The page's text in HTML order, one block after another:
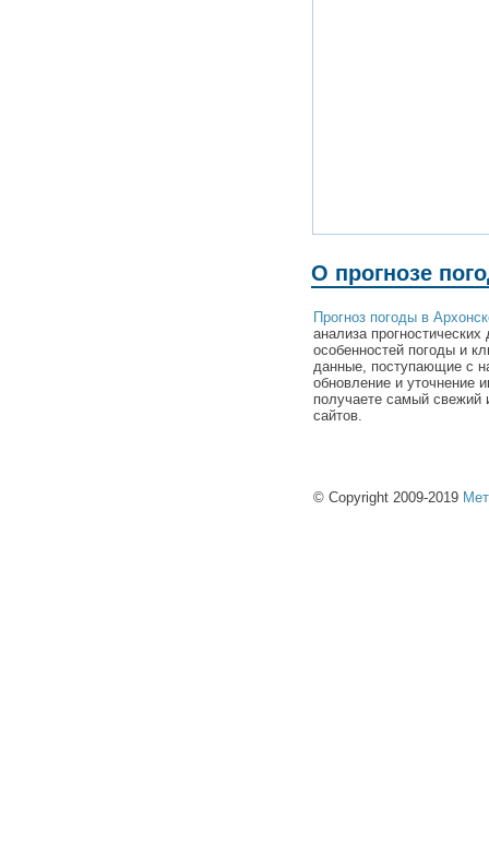
О прогнозе
Прогноз погоды в
анализа
особенностей погоды и
данные, поступающие с
обновление и уточнение
получаете самый свежий
сайтов.
© Copyright 2009-2019